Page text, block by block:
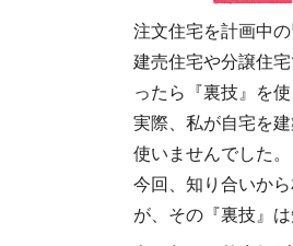
注文住宅を計画中の
建売住宅や分譲住
ったら『裏技』を
実際、私が自宅を
使いませんでした。
今回、知り合いか
が、その『裏技』